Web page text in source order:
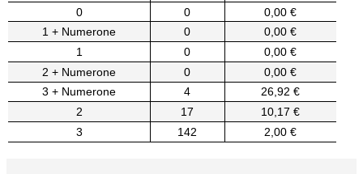
0
0
0,00 €
1 + Numerone
0
0,00 €
1
0
0,00 €
2 + Numerone
0
0,00 €
3 + Numerone
4
26,92 €
2
17
10,17 €
3
142 2,00 €